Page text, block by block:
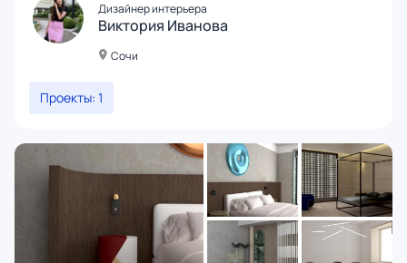
Дизайнер интерьера
Виктория Иванова
Сочи
Проекты: 1